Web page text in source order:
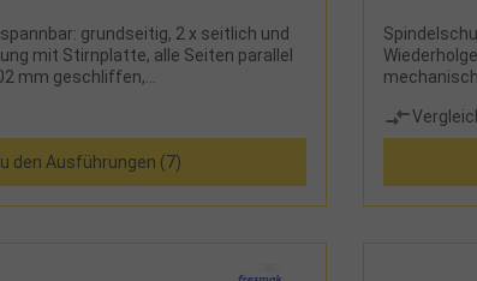
grundseitig, 2 x seitlich und
mit Stirnplatte, alle Seiten parallel
mm geschliffen,
Niederzug-
Seitenfenster
Grundkörper
1 Satz glatte Spannbacken 1
4 Spannpratzen
den Ausführungen (7)
Handkurbel